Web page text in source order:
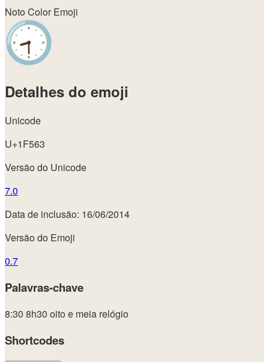
Noto Color Emoji
Detalhes do emoji
Unicode
U+1F563
Versão do Unicode
7.0
Data de inclusão: 16/06/2014
Versão do Emoji
0.7
Palavras-chave
8:30 8h30 oito e meia relógio
Shortcodes